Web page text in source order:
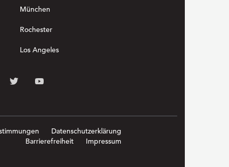
München
Rochester
Los Angeles
Datenschutzerklärung
Barrierefreiheit
Impressum